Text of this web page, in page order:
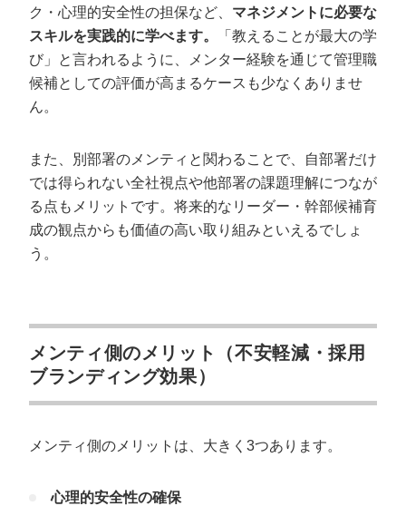
ク・心理的安全性の担保など、 マネジメントに必要な
スキルを実践的に学べます。
「教えることが最大の学
び」と言われるように、メンター経験を通じて管理職
候補としての評価が高まるケースも少なくありませ
ん。
また、別部署のメンティと関わることで、自部署だけ
では得られない全社視点や他部署の課題理解につなが
る点もメリットです。将来的なリーダー・幹部候補育
成の観点からも価値の高い取り組みといえるでしょ
う。
メンティ側のメリット（不安軽減・採用
ブランディング効果）
メンティ側のメリットは、大きく3つあります。
心理的安全性の確保